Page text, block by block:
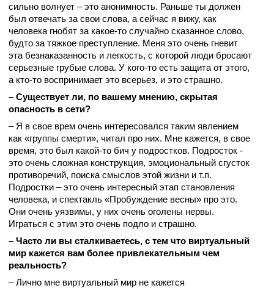
сильно волнует – это анонимность. Раньше ты должен
был отвечать за свои слова, а сейчас я вижу, как
человека гнобят за какое-то случайно сказанное слово,
будто за тяжкое преступление. Меня это очень гневит
эта безнаказанность и легкость, с которой люди бросают
серьезные грубые слова. У кого-то есть защита от этого,
а кто-то воспринимает это всерьез, и это страшно.
– Существует ли, по вашему мнению, скрытая
опасность в сети?
– Я в свое врем очень интересовался таким явлением
как «группы смерти», читал про них. Мне кажется, в свое
время, это был какой-то бич у подростков. Подросток -
это очень сложная конструкция, эмоциональный сгусток
противоречий, поиска смыслов этой жизни и т.п.
Подростки – это очень интересный этап становления
человека, и спектакль «Пробуждение весны» про это.
Они очень уязвимы, у них очень оголены нервы.
Играться с этим это очень подло и страшно.
– Часто ли вы сталкиваетесь, с тем что виртуальный
мир кажется вам более привлекательным чем
реальность?
– Лично мне виртуальный мир не кажется